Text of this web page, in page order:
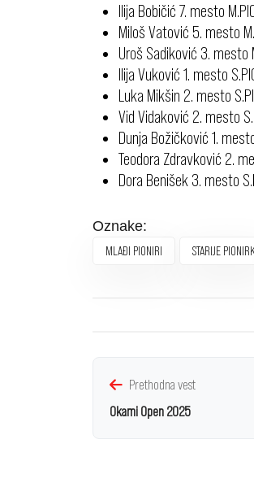
Ilija Bobičić 7. mesto
Miloš Vatović 5. mesto
Uroš Sadiković 3. mesto
Ilija Vuković 1. mesto
Luka Mikšin 2. mesto
Vid Vidaković 2. mesto
Dunja Božičković 1.
Teodora Zdravković 2.
Dora Benišek 3. mesto
Oznake:
MLAĐI PIONIRI STARIJE
Prethodna vest
Okami Open 2025